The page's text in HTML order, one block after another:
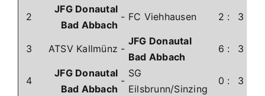
2
JFG Donautal
Bad Abbach
- FC Viehhausen 2 : 3
3 ATSV Kallmünz -
JFG Donautal
Bad Abbach
6 : 3
4
JFG Donautal
Bad Abbach
-
SG
Eilsbrunn/Sinzing
0 : 3